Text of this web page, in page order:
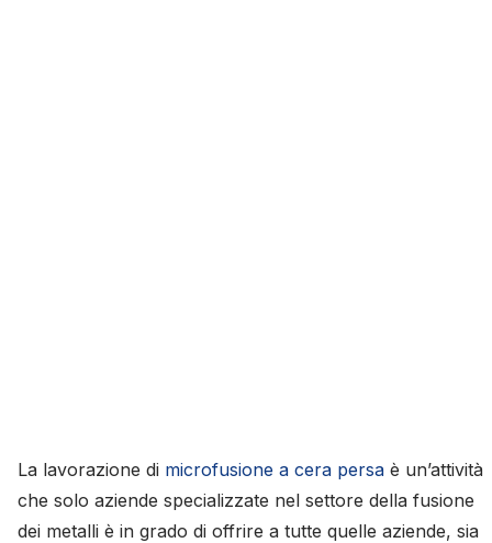
La lavorazione di microfusione a cera persa è un’attività
che solo aziende specializzate nel settore della fusione
dei metalli è in grado di offrire a tutte quelle aziende, sia